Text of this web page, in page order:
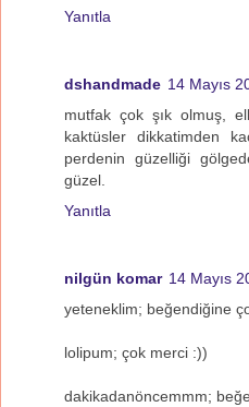
Yanıtla
dshandmade 14 Mayıs
mutfak çok şık olmuş,
kaktüsler dikkatimden
perdenin güzelliği
güzel.
Yanıtla
nilgün komar 14 Mayıs
yeteneklim; beğendiğine
lolipum; çok merci :))
dakikadanöncemmm;